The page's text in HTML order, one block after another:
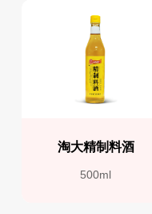
淘大精制料酒
500ml